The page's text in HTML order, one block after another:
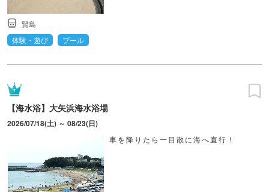
賢島
体験・遊び
プール
【海水浴】大矢浜海水浴場
2026/07/18(土) ～ 08/23(日)
車を降りたら一目散に海へ直行！